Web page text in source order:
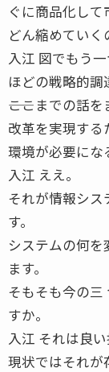
ぐに商品化し
どん縮めていく
入江 図でもう
ほどの戦略的調
――ここまでの話
改革を実現する
環境が必要にな
入江 ええ。
それが情報シス
す。
システムの何を
ます。
そもそも今の三
すか。
入江 それは良い
現状ではそれが